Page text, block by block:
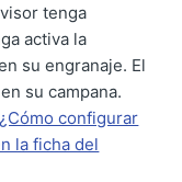
tenga
activa la
su engranaje. El
su campana.
¿Cómo configurar
la ficha del